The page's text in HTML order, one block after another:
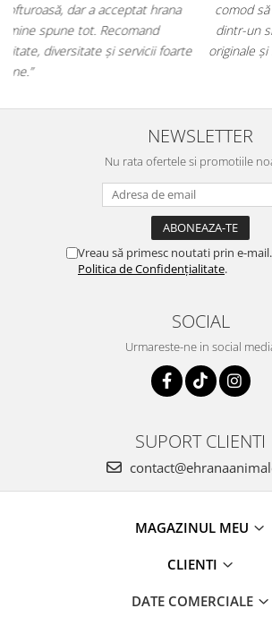
comod să pot comanda tot ce am nevoie
dintr-un singur loc. Livrarea a fost rapidă,
originale și în termen. Magazin serios, bine
NEWSLETTER
Nu rata ofertele si promotiile
Vreau să primesc noutati prin e-
Politica de Confidențialitate.
SOCIAL
Urmareste-ne in social
SUPORT CLIENTI
MAGAZINUL MEU
CLIENTI
DATE COMERCIALE